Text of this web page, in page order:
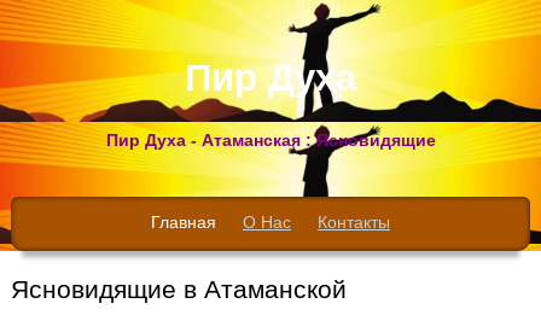
Пир Духа
Пир Духа - Атаманская : Ясновидящие
Главная О Нас Контакты
Ясновидящие в Атаманской